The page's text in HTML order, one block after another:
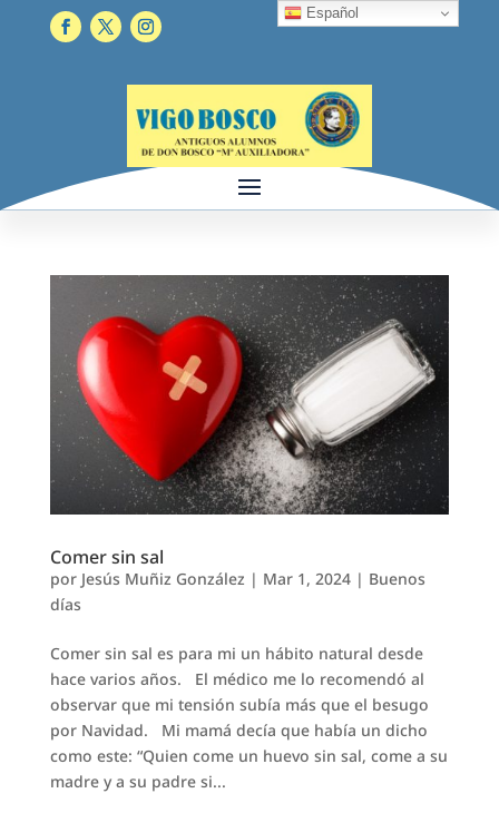
Comer sin sal
por Jesús Muñiz González | Mar 1, 2024| Buenos
días
Comer sin sal es para mi un hábito natural desde
hace varios años. El médico me lo recomendó al
observar que mi tensión subía más que el besugo
por Navidad. Mi mamá decía que había un dicho
como este: “Quien come un huevo sin sal, come a su
madre y a su padre si...
Español